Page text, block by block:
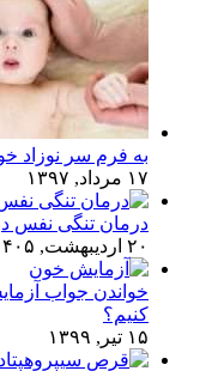
به فرم سر نوزاد
۱۷ مرداد, ۱۳۹۷
درمان تنگی نفس
۲۰ اردیبهشت, ۱۴۰۵
خواندن جواب
کنیم؟
۱۵ تیر, ۱۳۹۹